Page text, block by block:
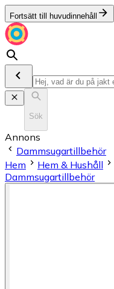
Fortsätt till huvudinnehåll
Sök
Annons
Dammsugartillbehör
Hem
Hem & Hushåll
Dammsugartillbehör